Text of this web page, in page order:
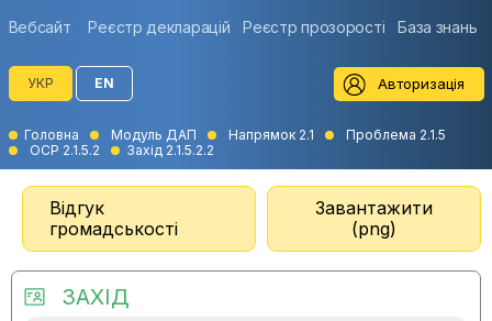
Вебсайт Реєстр декларацій Реєстр прозорості База знань
УКР EN Авторизація
Головна Модуль ДАП Напрямок 2.1
Проблема 2.1.5
ОСР 2.1.5.2
Захід 2.1.5.2.2
Відгук
громадськості
Завантажити
(png)
ЗАХІД